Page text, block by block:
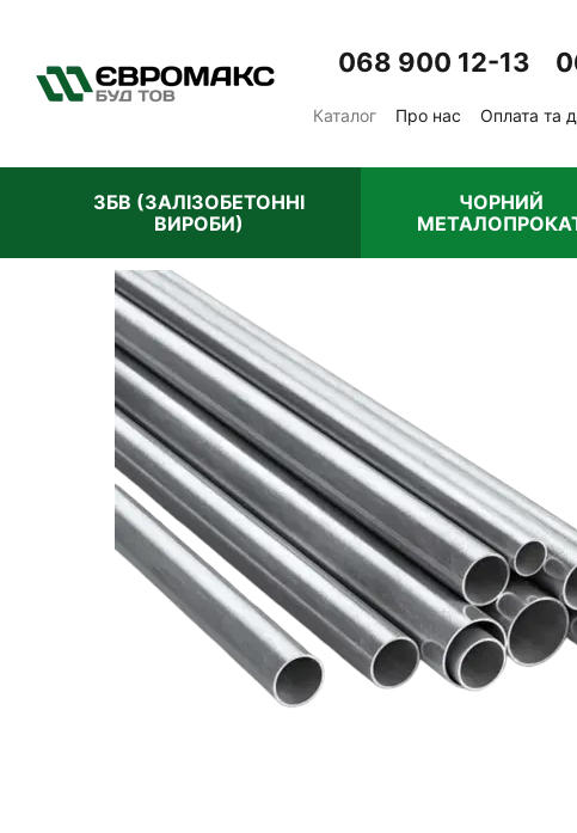
068 900 12-13
Каталог Про нас Оплата та
ЗБВ (ЗАЛІЗОБЕТОННІ
ВИРОБИ)
ЧОРНИЙ